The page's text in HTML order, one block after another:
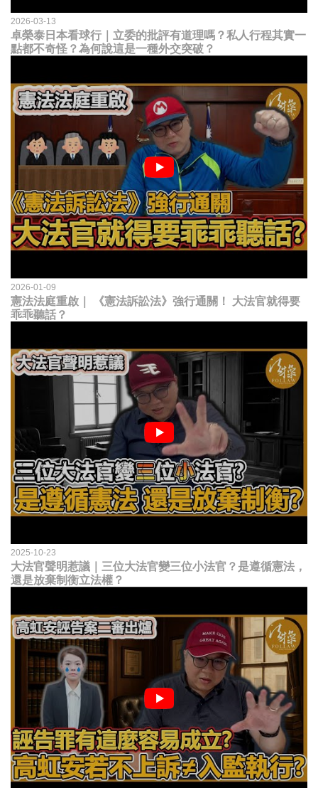
2026-03-13
卓榮泰日本看球行｜立委的批評有道理嗎？私人行程其實一
點都不奇怪？為何說這是一種外交突破？
2026-01-09
憲法法庭重啟｜ 《憲法訴訟法》強行通關！ 大法官就得要
乖乖聽話？
2025-10-23
大法官聲明惹議｜三位大法官變三位小法官？是遵循憲法，
還是放棄制衡立法權？